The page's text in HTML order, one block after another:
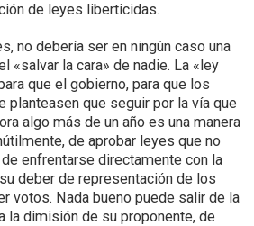
de leyes liberticidas.
no debería ser en ningún caso una
«salvar la cara» de nadie. La «ley
que el gobierno, para que los
planteasen que seguir por la vía que
algo más de un año es una manera
de aprobar leyes que no
de enfrentarse directamente con la
deber de representación de los
votos. Nada bueno puede salir de la
la dimisión de su proponente, de